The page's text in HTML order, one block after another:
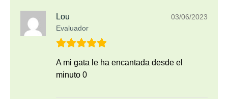
Lou
Evaluador
03/06/2023
A mi gata le ha encantada desde el
minuto 0